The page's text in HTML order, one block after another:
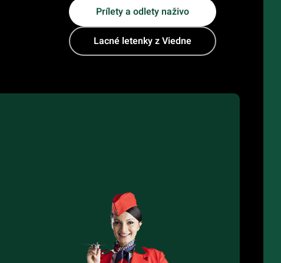
Prílety a odlety naživo
Lacné letenky z Viedne